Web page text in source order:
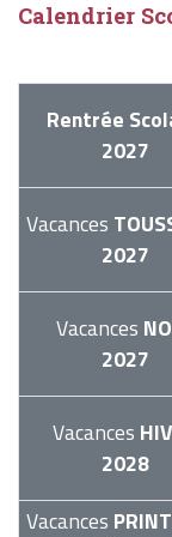
Calendrier
Rentrée
2027
Vacances
2027
Vacances
2027
Vacances
2028
Vacances